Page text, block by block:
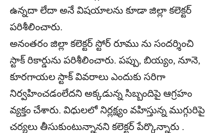
ఉన్నదా లేదా అనే విషయాలను కూడా జిల్లా కలెక్టర్
పరిశీలించారు.
అనంతరం జిల్లా కలెక్టర్ స్టోర్ రూము ను సందర్శించి
స్టాక్ రికార్డును పరిశీలించారు. పప్పు, బియ్యం, నూనె,
కూరగాయల స్టాక్ వివరాలు ఎందుకు సరిగా
నిర్వహించడంలేదని అక్కడున్న సిబ్బందిపై ఆగ్రహం
వ్యక్తం చేశారు. విధులలో నిర్లక్ష్యం వహిస్తున్న ముగ్గురిపై
చర్యలు తీసుకుంటున్నానని కలెక్టర్ పేర్కొన్నారు .